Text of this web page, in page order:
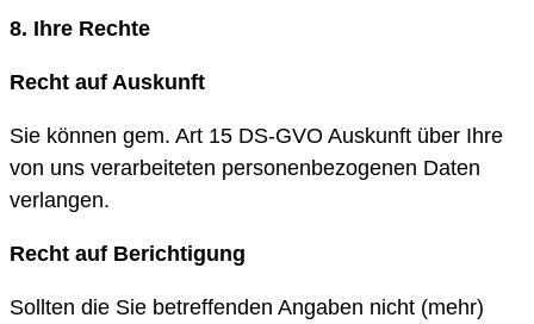
8. Ihre Rechte
Recht auf Auskunft
Sie können gem. Art 15 DS-GVO Auskunft über Ihre
von uns verarbeiteten personenbezogenen Daten
verlangen.
Recht auf Berichtigung
Sollten die Sie betreffenden Angaben nicht (mehr)